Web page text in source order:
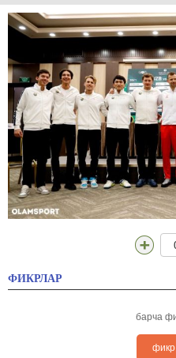
ФИКРЛАР
барча